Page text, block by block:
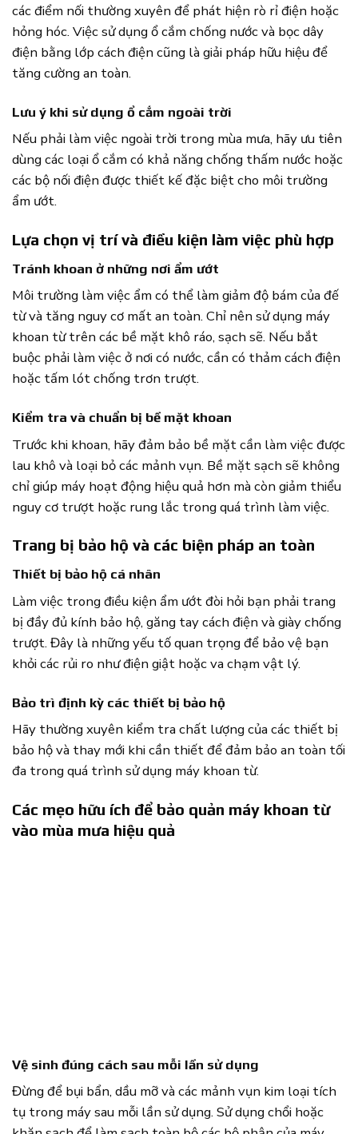
các điểm nối thường xuyên để phát hiện rò rỉ điện hoặc
hỏng hóc. Việc sử dụng ổ cắm chống nước và bọc dây
điện bằng lớp cách điện cũng là giải pháp hữu hiệu để
tăng cường an toàn.
Lưu ý khi sử dụng ổ cắm ngoài trời
Nếu phải làm việc ngoài trời trong mùa mưa, hãy ưu tiên
dùng các loại ổ cắm có khả năng chống thấm nước hoặc
các bộ nối điện được thiết kế đặc biệt cho môi trường
ẩm ướt.
Lựa chọn vị trí và điều kiện làm việc phù hợp
Tránh khoan ở những nơi ẩm ướt
Môi trường làm việc ẩm có thể làm giảm độ bám của đế
từ và tăng nguy cơ mất an toàn. Chỉ nên sử dụng máy
khoan từ trên các bề mặt khô ráo, sạch sẽ. Nếu bắt
buộc phải làm việc ở nơi có nước, cần có thảm cách điện
hoặc tấm lót chống trơn trượt.
Kiểm tra và chuẩn bị bề mặt khoan
Trước khi khoan, hãy đảm bảo bề mặt cần làm việc được
lau khô và loại bỏ các mảnh vụn. Bề mặt sạch sẽ không
chỉ giúp máy hoạt động hiệu quả hơn mà còn giảm thiểu
nguy cơ trượt hoặc rung lắc trong quá trình làm việc.
Trang bị bảo hộ và các biện pháp an toàn
Thiết bị bảo hộ cá nhân
Làm việc trong điều kiện ẩm ướt đòi hỏi bạn phải trang
bị đầy đủ kính bảo hộ, găng tay cách điện và giày chống
trượt. Đây là những yếu tố quan trọng để bảo vệ bạn
khỏi các rủi ro như điện giật hoặc va chạm vật lý.
Bảo trì định kỳ các thiết bị bảo hộ
Hãy thường xuyên kiểm tra chất lượng của các thiết bị
bảo hộ và thay mới khi cần thiết để đảm bảo an toàn tối
đa trong quá trình sử dụng máy khoan từ.
Các mẹo hữu ích để bảo quản máy khoan từ
vào mùa mưa hiệu quả
Vệ sinh đúng cách sau mỗi lần sử dụng
Đừng để bụi bẩn, dầu mỡ và các mảnh vụn kim loại tích
tụ trong máy sau mỗi lần sử dụng. Sử dụng chổi hoặc